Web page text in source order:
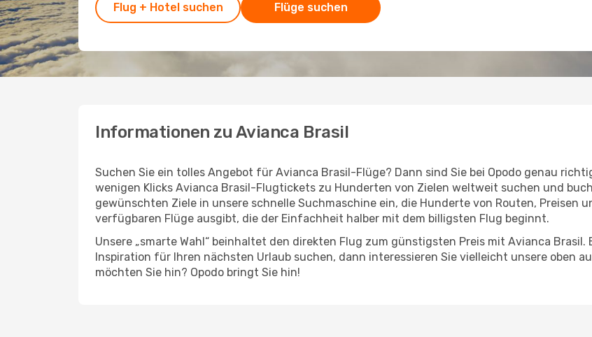
Flug + Hotel suchen Flüge suchen
Informationen zu Avianca Brasil
Suchen Sie ein tolles Angebot für Avianca Brasil-Flüge? Dann sind Sie bei Opodo genau
wenigen Klicks Avianca Brasil-Flugtickets zu Hunderten von Zielen weltweit suchen und
gewünschten Ziele in unsere schnelle Suchmaschine ein, die Hunderte von Routen, Preisen
verfügbaren Flüge ausgibt, die der Einfachheit halber mit dem billigsten Flug beginnt.
Unsere „smarte Wahl“ beinhaltet den direkten Flug zum günstigsten Preis mit Avianca
Inspiration für Ihren nächsten Urlaub suchen, dann interessieren Sie vielleicht unsere oben
möchten Sie hin? Opodo bringt Sie hin!